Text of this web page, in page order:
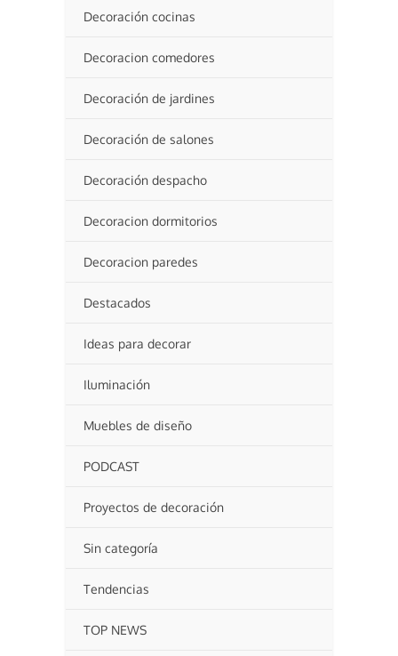
Decoración cocinas
Decoracion comedores
Decoración de jardines
Decoración de salones
Decoración despacho
Decoracion dormitorios
Decoracion paredes
Destacados
Ideas para decorar
Iluminación
Muebles de diseño
PODCAST
Proyectos de decoración
Sin categoría
Tendencias
TOP NEWS